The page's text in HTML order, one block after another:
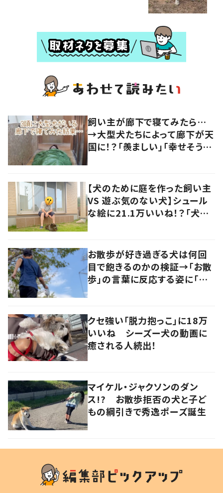
飼い主が廊下で寝てみたら…
→大型犬たちによって廊下が天
国に！？「羨ましい」「幸せそう」
【犬のために庭を作った飼い主
VS 遊ぶ気のない犬】シュール
な絵に21.1万いいね！？「犬の
お散歩が好き過ぎる犬は何回
目で飽きるのかの検証→「お散
歩」の言葉に反応する姿に「可
クセ強い「脱力抱っこ」に18万
いいね シーズー犬の動画に
癒される人続出！
マイケル・ジャクソンのダン
ス!? お散歩拒否の犬と子ど
もの綱引きで秀逸ポーズ誕生